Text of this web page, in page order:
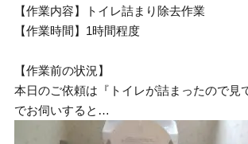
【作業内容】トイレ詰まり除去作業
【作業時間】1時間程度
【作業前の状況】
本日のご依頼は『トイレが詰まったので見
でお伺いすると…